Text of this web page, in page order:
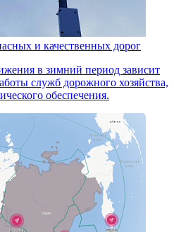
и качественных дорог
в зимний период зависит
служб дорожного хозяйства,
обеспечения.